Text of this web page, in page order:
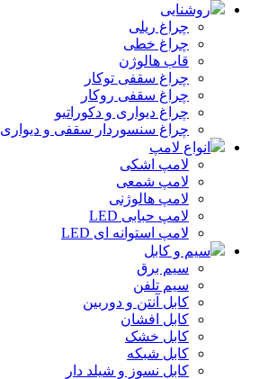
روشنایی
چراغ ریلی
چراغ خطی
قاب هالوژن
چراغ سقفی توکار
چراغ سقفی روکار
چراغ دیواری و دکوراتیو
چراغ سنسوردار سقفی و دیواری
انواع لامپ
لامپ اشکی
لامپ شمعی
لامپ هالوژنی
لامپ حبابی LED
لامپ استوانه ای LED
سیم و کابل
سیم برق
سیم تلفن
کابل آنتن و دوربین
کابل افشان
کابل خشک
کابل شبکه
کابل نسوز و شیلد دار